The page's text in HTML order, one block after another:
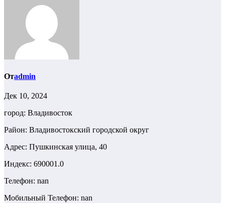
Отadmin
Дек 10, 2024
город: Владивосток
Район: Владивостокский городской округ
Адрес: Пушкинская улица, 40
Индекс: 690001.0
Телефон: nan
Мобильный Телефон: nan